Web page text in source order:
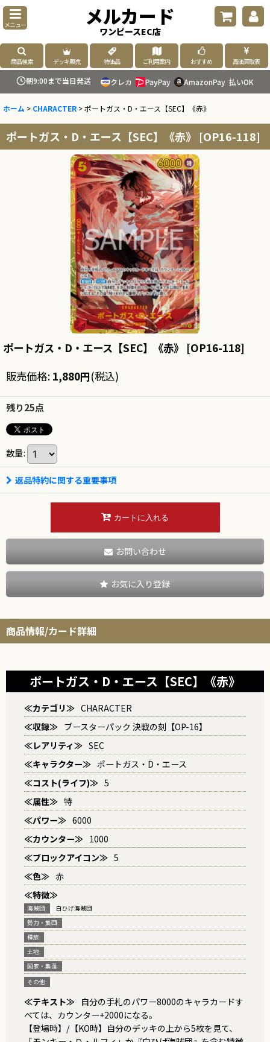
メニュー メルカード
ワンピースEC店
商品検索 デッキ販売 特価品 ご利用案内 おすすめ 高価買取表
朝9:00まで当日発送 クレカ PayPay AmazonPay 払いOK
ホーム > CHARACTER >ポートガス・D・エース【SEC】《赤》
ポートガス・D・エース【SEC】《赤》 [OP16-118]
ポートガス・D・エース【SEC】《赤》 [OP16-118]
販売価格: 1,880円(税込)
残り25点
数量:
返品特約に関する重要事項
カートに入れる
お問い合わせ
お気に入り登録
商品情報/カード詳細
ポートガス・D・エース【SEC】《赤》
≪カテゴリ≫ CHARACTER
≪収録≫ ブースターパック 決戦の刻【OP-16】
≪レアリティ≫ SEC
≪キャラクター≫ ポートガス・D・エース
≪コスト(ライフ)≫ 5
≪属性≫ 特
≪パワー≫ 6000
≪カウンター≫ 1000
≪ブロックアイコン≫ 5
≪色≫ 赤
≪特徴≫
海賊団:
白ひげ海賊団
勢力・集団:
種族:
土地:
国家・集落:
その他:
≪テキスト≫ 自分の手札のパワー8000のキャラカードす
べては、カウンター+2000になる。
【登場時】/【KO時】自分のデッキの上から5枚を見て、